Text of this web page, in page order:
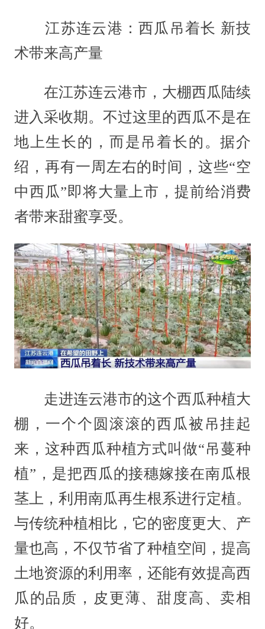
江苏连云港：西瓜吊着长 新技
术带来高产量
在江苏连云港市，大棚西瓜陆续
进入采收期。不过这里的西瓜不是在
地上生长的，而是吊着长的。据介
绍，再有一周左右的时间，这些“空
中西瓜”即将大量上市，提前给消费
者带来甜蜜享受。
走进连云港市的这个西瓜种植大
棚，一个个圆滚滚的西瓜被吊挂起
来，这种西瓜种植方式叫做“吊蔓种
植”，是把西瓜的接穗嫁接在南瓜根
茎上，利用南瓜再生根系进行定植。
与传统种植相比，它的密度更大、产
量也高，不仅节省了种植空间，提高
土地资源的利用率，还能有效提高西
瓜的品质，皮更薄、甜度高、卖相
好。